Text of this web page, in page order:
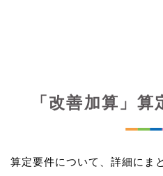
「改善加算」
算定要件について、詳細にま